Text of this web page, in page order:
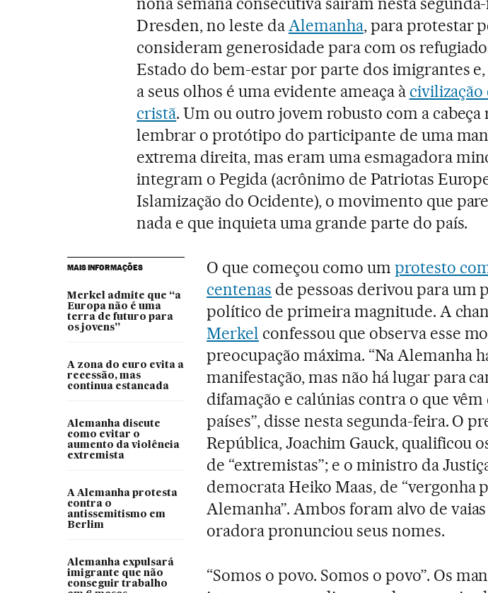
Dresden, no leste daAlemanha, para protestar
consideram generosidade para com os
Estado do bem-estar por parte dos imigrantes
a seus olhos é uma evidente ameaça à civilização
cristã. Um ou outro jovem robusto com a
lembrar o protótipo do participante de uma
extrema direita, mas eram uma esmagadora
integram o Pegida (acrônimo de Patriotas
Islamização do Ocidente), o movimento que
nada e que inquieta uma grande parte do país.
MAIS INFORMAÇÕES
Merkel admite que “a
Europa não é uma
terra de futuro para
os jovens”
A zona do euro evita a
recessão, mas
continua estancada
Alemanha discute
como evitar o
aumento da violência
extremista
A Alemanha protesta
contra o
antissemitismo em
Berlim
Alemanha expulsará
imigrante que não
conseguir trabalho
O que começou como um protesto
centenas de pessoas derivou para um
político de primeira magnitude. A
Merkel confessou que observa esse
preocupação máxima. “Na Alemanha
manifestação, mas não há lugar para
difamação e calúnias contra o que
países”, disse nesta segunda-feira. O
República, Joachim Gauck, qualificou
de “extremistas”; e o ministro da
democrata Heiko Maas, de “vergonha
Alemanha”. Ambos foram alvo de
oradora pronunciou seus nomes.
“Somos o povo. Somos o povo”. Os